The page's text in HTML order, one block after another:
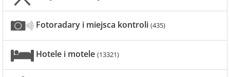
Fotoradary i miejsca kontroli (435)
Hotele i motele (13321)